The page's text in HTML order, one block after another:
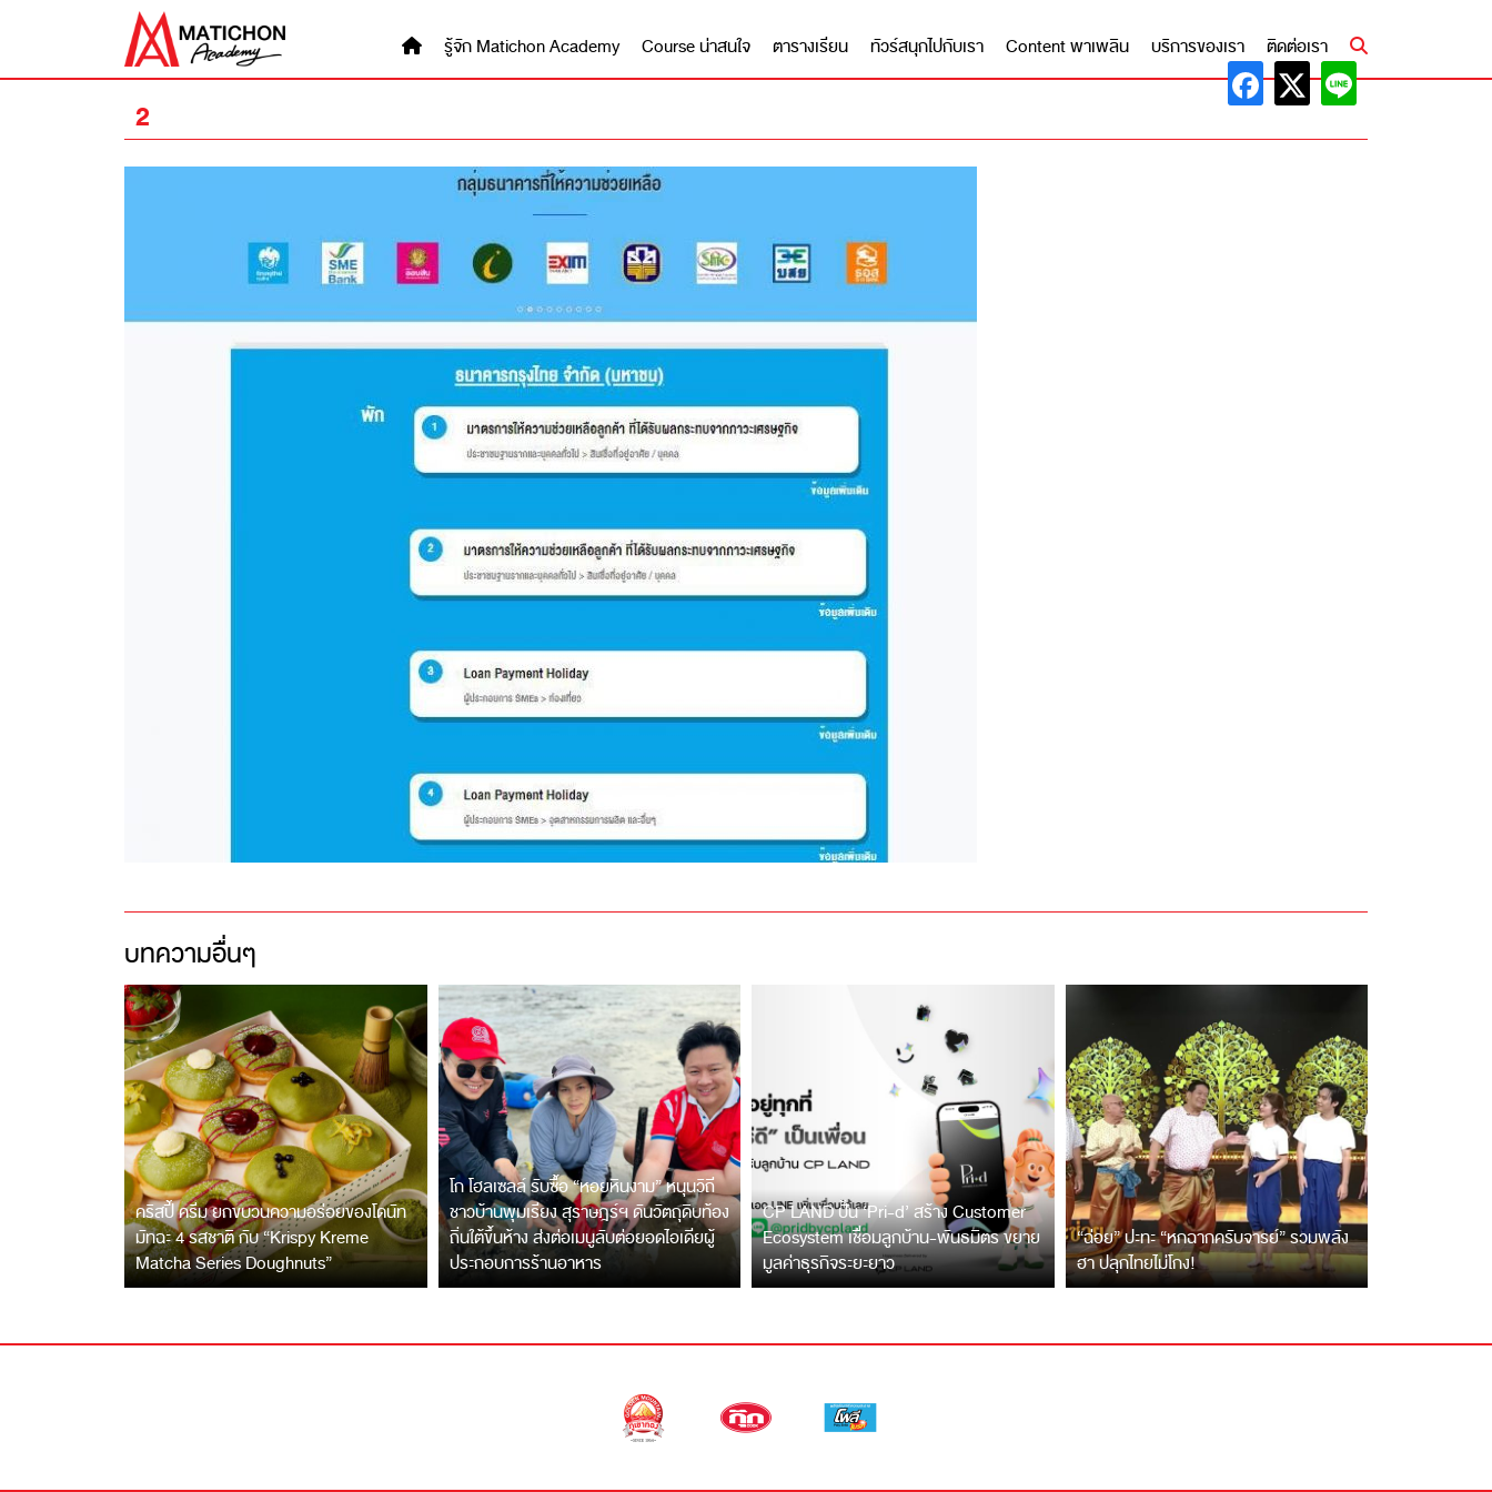
รู้จัก Matichon Academy Course น่าสนใจ ตารางเรียน ทัวร์สนุกไปกับเรา Content พาเพลิน บริการของเรา ติดต่อเรา
2
บทความอื่นๆ
คริสปี้ ครีม ยกขบวนความอร่อยของโดนัท
มัทฉะ 4 รสชาติ กับ “Krispy Kreme
Matcha Series Doughnuts”
โก โฮลเซลล์ รับซื้อ “หอยหินงาม” หนุนวิถี
ชาวบ้านพุมเรียง สุราษฎร์ฯ ดันวัตถุดิบท้อง
ถิ่นใต้ขึ้นห้าง ส่งต่อเมนูลับต่อยอดไอเดียผู้
ประกอบการร้านอาหาร
CP LAND ปั้น ‘Pri-d’ สร้าง Customer
Ecosystem เชื่อมลูกบ้าน-พันธมิตร ขยาย
มูลค่าธุรกิจระยะยาว
“ฉ่อย” ปะทะ “หกฉากครับจารย์” รวมพลัง
ฮา ปลุกไทยไม่โกง!